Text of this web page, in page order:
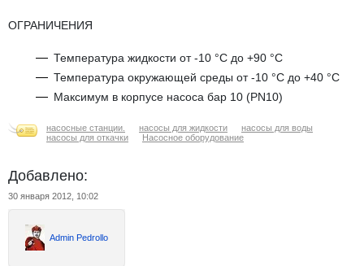
ОГРАНИЧЕНИЯ
Температура жидкости от -10 °C до +90 °C
Температура окружающей среды от -10 °C до +40 °C
Максимум в корпусе насоса бар 10 (PN10)
насосные станции. насосы для жидкости
насосы для воды
насосы для откачки
Насосное оборудование
Добавлено:
30 января 2012, 10:02
Admin Pedrollo